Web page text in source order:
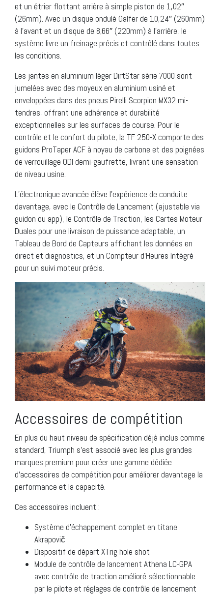
et un étrier flottant arrière à simple piston de 1,02″
(26mm). Avec un disque ondulé Galfer de 10,24″ (260mm)
à l’avant et un disque de 8,66″ (220mm) à l’arrière, le
système livre un freinage précis et contrôlé dans toutes
les conditions.
Les jantes en aluminium léger DirtStar série 7000 sont
jumelées avec des moyeux en aluminium usiné et
enveloppées dans des pneus Pirelli Scorpion MX32 mi-
tendres, offrant une adhérence et durabilité
exceptionnelles sur les surfaces de course. Pour le
contrôle et le confort du pilote, la TF 250-X comporte des
guidons ProTaper ACF à noyau de carbone et des poignées
de verrouillage ODI demi-gaufrette, livrant une sensation
de niveau usine.
L’électronique avancée élève l’expérience de conduite
davantage, avec le Contrôle de Lancement (ajustable via
guidon ou app), le Contrôle de Traction, les Cartes Moteur
Duales pour une livraison de puissance adaptable, un
Tableau de Bord de Capteurs affichant les données en
direct et diagnostics, et un Compteur d’Heures Intégré
pour un suivi moteur précis.
Accessoires de compétition
En plus du haut niveau de spécification déjà inclus comme
standard, Triumph s’est associé avec les plus grandes
marques premium pour créer une gamme dédiée
d’accessoires de compétition pour améliorer davantage la
performance et la capacité.
Ces accessoires incluent :
Système d’échappement complet en titane
Akrapovič
Dispositif de départ XTrig hole shot
Module de contrôle de lancement Athena LC-GPA
avec contrôle de traction amélioré sélectionnable
par le pilote et réglages de contrôle de lancement